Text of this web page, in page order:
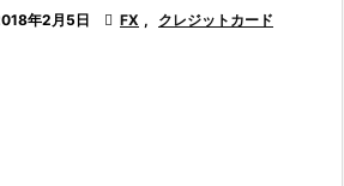
年2月5日  FX ,
クレジットカード